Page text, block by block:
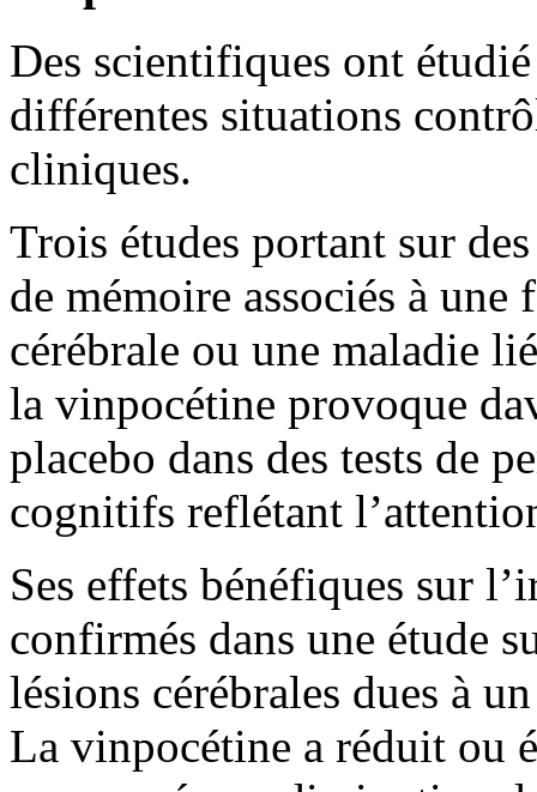
Des scientifiques ont
différentes situations
cliniques.
Trois études portant sur
de mémoire associés à
cérébrale ou une maladie
la vinpocétine provoque
placebo dans des tests de
cognitifs reflétant
Ses effets bénéfiques sur
confirmés dans une étude
lésions cérébrales dues à
La vinpocétine a réduit ou